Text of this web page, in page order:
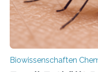
nächsten…
Biowissenschaften